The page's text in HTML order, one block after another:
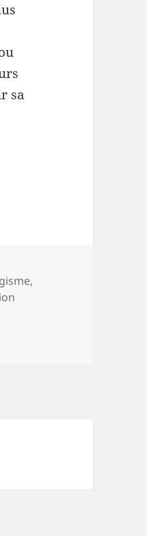
sa
démocratie
,
: un bel exercice de